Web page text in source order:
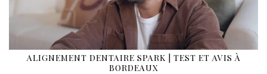
ALIGNEMENT DENTAIRE SPARK | TEST ET AVIS À
BORDEAUX